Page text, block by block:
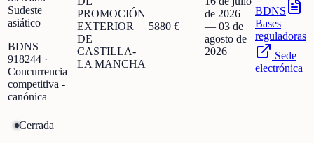
Sudeste
asiático
BDNS
918244 ·
Concurrencia
competitiva -
canónica
PROMOCIÓN
EXTERIOR
DE
CASTILLA-
LA MANCHA
5880 €
de 2026
— 03 de
agosto de
2026
BDNS
Bases
reguladoras
Sede
electrónica
Cerrada